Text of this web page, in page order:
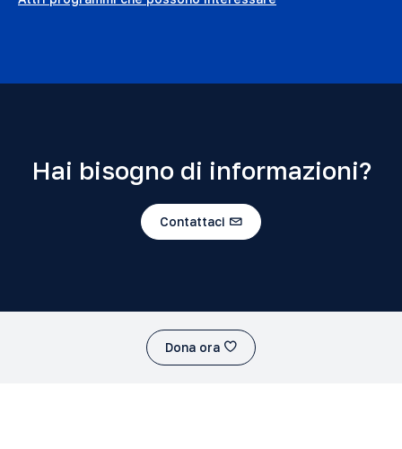
Hai bisogno di informazioni?
Contattaci
Dona ora